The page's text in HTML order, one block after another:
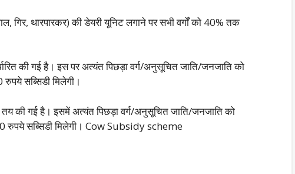
गिर, थारपारकर) की डेयरी यूनिट लगाने पर सभी वर्गों को 40% तक
की गई है। इस पर अत्यंत पिछड़ा वर्ग/अनुसूचित जाति/जनजाति को
सब्सिडी मिलेगी।
की गई है। इसमें अत्यंत पिछड़ा वर्ग/अनुसूचित जाति/जनजाति को
रुपये सब्सिडी मिलेगी। Cow Subsidy scheme